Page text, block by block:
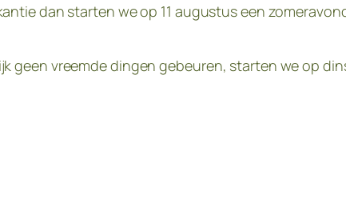
dan starten we op 11 augustus een
geen vreemde dingen gebeuren, starten we op